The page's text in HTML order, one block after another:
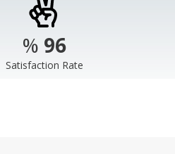
% 98
Satisfaction Rate